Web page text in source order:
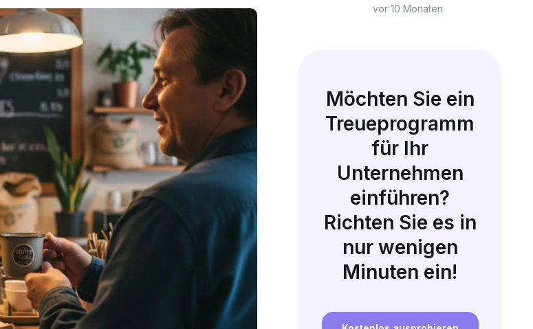
vor 10 Monaten
Möchten Sie ein
Treueprogramm
für Ihr
Unternehmen
einführen?
Richten Sie es in
nur wenigen
Minuten ein!